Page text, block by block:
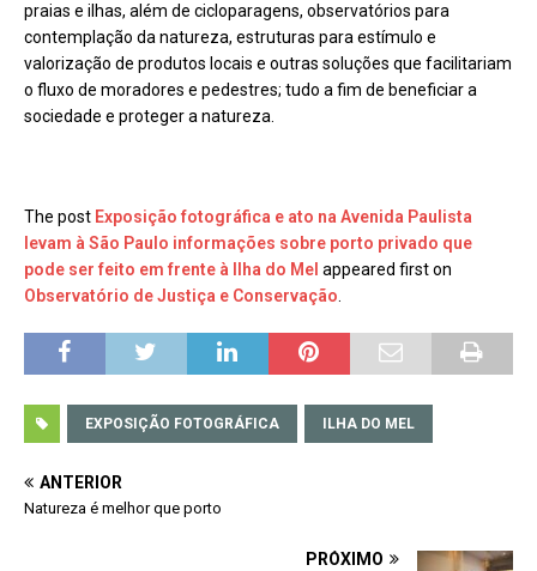
praias e ilhas, além de cicloparagens, observatórios para
contemplação da natureza, estruturas para estímulo e
valorização de produtos locais e outras soluções que facilitariam
o fluxo de moradores e pedestres; tudo a fim de beneficiar a
sociedade e proteger a natureza.
The post Exposição fotográfica e ato na Avenida Paulista
levam à São Paulo informações sobre porto privado que
pode ser feito em frente à Ilha do Mel appeared first on
Observatório de Justiça e Conservação
EXPOSIÇÃO FOTOGRÁFICA ILHA DO MEL
ANTERIOR
Natureza é melhor que porto
PRÓXIMO